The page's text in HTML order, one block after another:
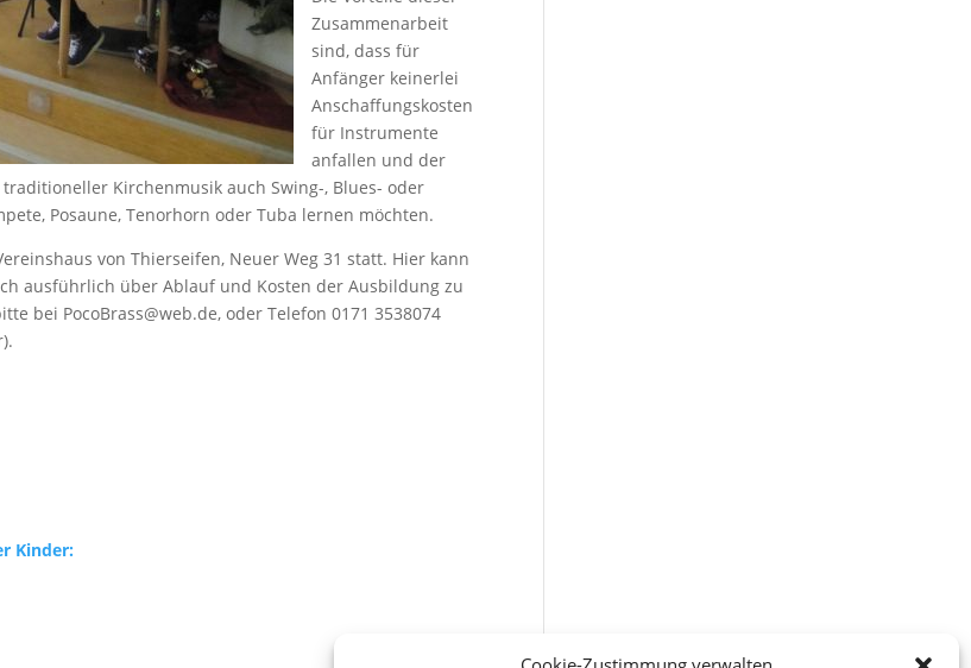
Zusammenarbeit
sind, dass für
Anfänger keinerlei
Anschaffungskosten
für Instrumente
anfallen und der
Kirchenmusik auch Swing-, Blues- oder
Posaune, Tenorhorn oder Tuba lernen möchten.
von Thierseifen, Neuer Weg 31 statt. Hier kann
ausführlich über Ablauf und Kosten der Ausbildung zu
bei PocoBrass@web.de, oder Telefon 0171 3538074
Kinder: